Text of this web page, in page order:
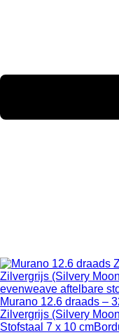
Murano 12.6 draads –
Zilvergrijs (Silvery
Stofstaal 7 x 10 cm